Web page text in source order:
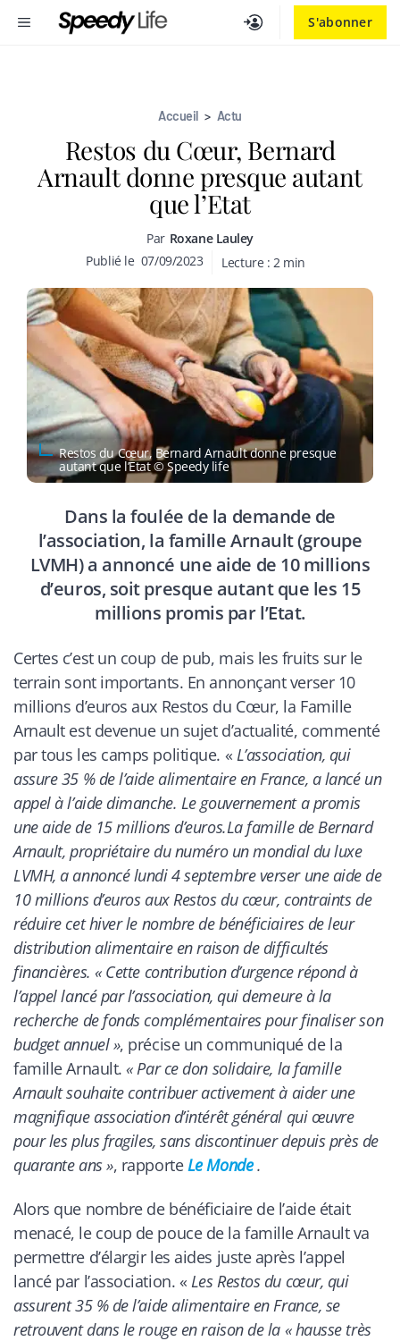
S'abonner
MENU
Accueil > Actu
Restos du Cœur, Bernard
Arnault donne presque autant
que l’Etat
Par Roxane Lauley
Publié le 07/09/2023 Lecture : 2 min
Restos du Cœur, Bernard Arnault donne presque
autant que l’Etat © Speedy life
Dans la foulée de la demande de
l’association, la famille Arnault (groupe
LVMH) a annoncé une aide de 10 millions
d’euros, soit presque autant que les 15
millions promis par l’Etat.
Certes c’est un coup de pub, mais les fruits sur le
terrain sont importants. En annonçant verser 10
millions d’euros aux Restos du Cœur, la Famille
Arnault est devenue un sujet d’actualité, commenté
par tous les camps politique. « L’association, qui
assure 35 % de l’aide alimentaire en France, a lancé un
appel à l’aide dimanche. Le gouvernement a promis
une aide de 15 millions d’euros.La famille de Bernard
Arnault, propriétaire du numéro un mondial du luxe
LVMH, a annoncé lundi 4 septembre verser une aide de
10 millions d’euros aux Restos du cœur, contraints de
réduire cet hiver le nombre de bénéficiaires de leur
distribution alimentaire en raison de difficultés
financières. « Cette contribution d’urgence répond à
l’appel lancé par l’association, qui demeure à la
recherche de fonds complémentaires pour finaliser son
budget annuel », précise un communiqué de la
famille Arnault.« Par ce don solidaire, la famille
Arnault souhaite contribuer activement à aider une
magnifique association d’intérêt général qui œuvre
pour les plus fragiles, sans discontinuer depuis près de
quarante ans », rapporteLe Monde .
Alors que nombre de bénéficiaire de l’aide était
menacé, le coup de pouce de la famille Arnault va
permettre d’élargir les aides juste après l’appel
lancé par l’association. « Les Restos du cœur, qui
assurent 35 % de l’aide alimentaire en France, se
retrouvent dans le rouge en raison de la « hausse très